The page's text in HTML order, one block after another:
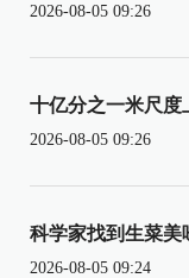
2026-08-05 09:26
十亿分之一米尺度
2026-08-05 09:26
科学家找到生菜美
2026-08-05 09:24